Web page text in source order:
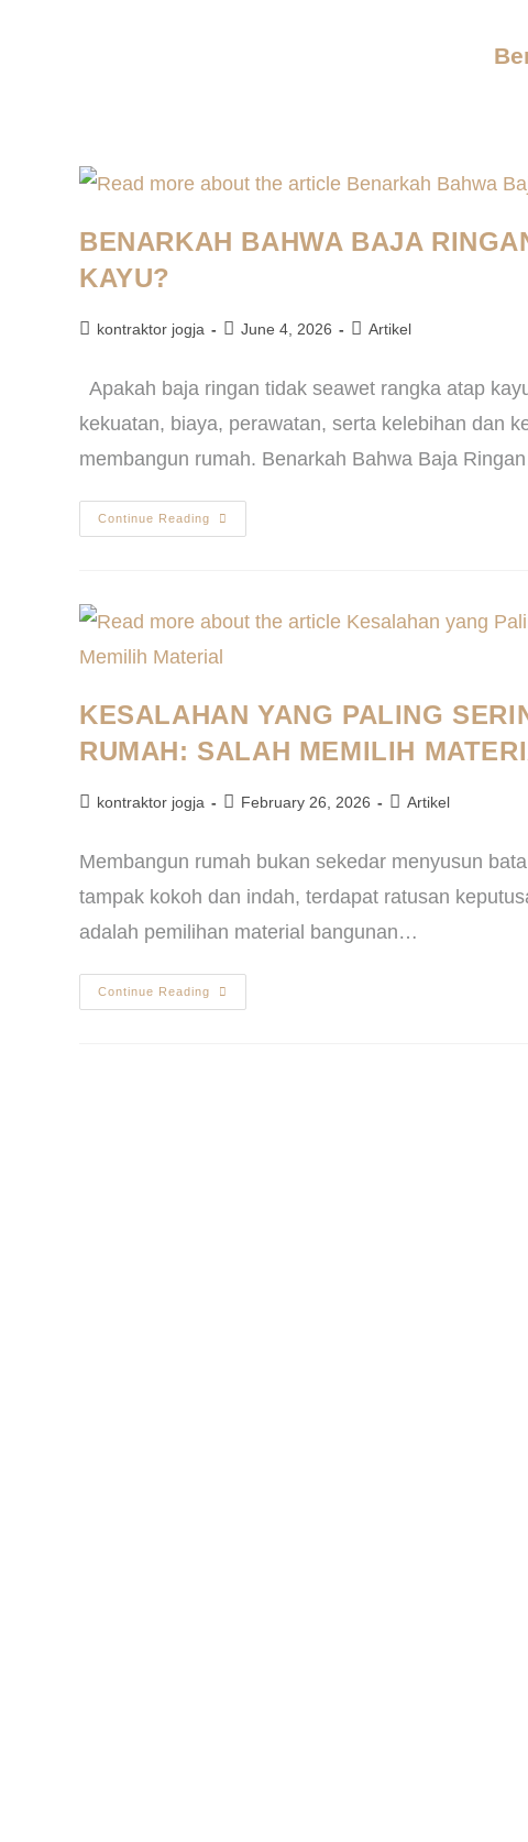
BENARKAH BAHWA BAJA
KAYU?
kontraktor jogja June 4, 2026 Artikel
Apakah baja ringan tidak seawet rangka atap
kekuatan, biaya, perawatan, serta kelebihan dan
membangun rumah. Benarkah Bahwa Baja
Continue Reading
KESALAHAN YANG PALING
RUMAH: SALAH MEMILIH
kontraktor jogja February 26, 2026 Artikel
Membangun rumah bukan sekedar menyusun
tampak kokoh dan indah, terdapat ratusan
adalah pemilihan material bangunan…
Continue Reading